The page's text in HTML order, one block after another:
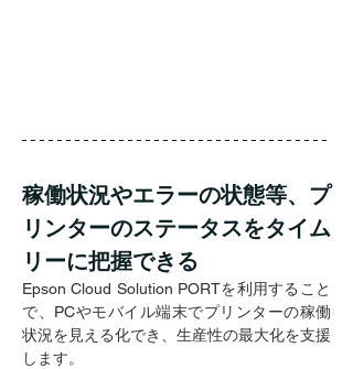
稼働状況やエラーの状態等、プ
リンターのステータスをタイム
リーに把握できる
Epson Cloud Solution PORTを利用すること
で、PCやモバイル端末でプリンターの稼働
状況を見える化でき、生産性の最大化を支援
します。